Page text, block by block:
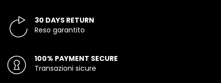
30 DAYS RETURN
Reso garantito
100% PAYMENT SECURE
Transazioni sicure